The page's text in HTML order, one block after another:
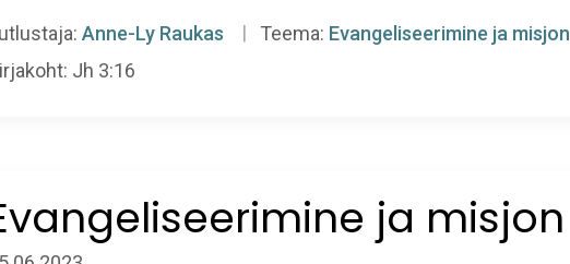
Anne-Ly Raukas Teema: Evangeliseerimine ja misjon
Jh 3:16
ja misjon